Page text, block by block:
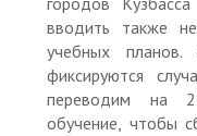
вводить также
учебных планов.
фиксируются
переводим на
обучение, чтобы